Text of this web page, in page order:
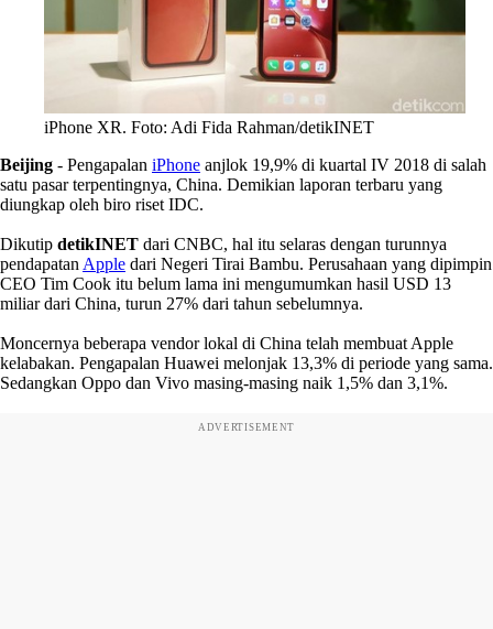
iPhone XR. Foto: Adi Fida Rahman/detikINET
Beijing - Pengapalan iPhone anjlok 19,9% di kuartal IV 2018 di salah
satu pasar terpentingnya, China. Demikian laporan terbaru yang
diungkap oleh biro riset IDC.
Dikutip detikINET dari CNBC, hal itu selaras dengan turunnya
pendapatan Apple dari Negeri Tirai Bambu. Perusahaan yang dipimpin
CEO Tim Cook itu belum lama ini mengumumkan hasil USD 13
miliar dari China, turun 27% dari tahun sebelumnya.
Moncernya beberapa vendor lokal di China telah membuat Apple
kelabakan. Pengapalan Huawei melonjak 13,3% di periode yang sama.
Sedangkan Oppo dan Vivo masing-masing naik 1,5% dan 3,1%.
ADVERTISEMENT